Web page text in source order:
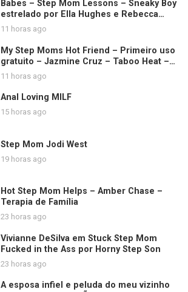
Babes – Step Mom Lessons – Sneaky Boy
estrelado por Ella Hughes e Rebecca
Moore e clipe de Sam Bourne
11 horas ago
My Step Moms Hot Friend – Primeiro uso
gratuito – Jazmine Cruz – Taboo Heat –
Luke Longly
11 horas ago
Anal Loving MILF
15 horas ago
Step Mom Jodi West
19 horas ago
Hot Step Mom Helps – Amber Chase –
Terapia de Família
23 horas ago
Vivianne DeSilva em Stuck Step Mom
Fucked in the Ass por Horny Step Son
23 horas ago
A esposa infiel e peluda do meu vizinho